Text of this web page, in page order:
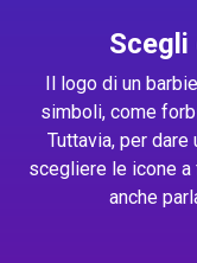
Il logo di un
simboli, come
Tuttavia, per
scegliere le icone
anche